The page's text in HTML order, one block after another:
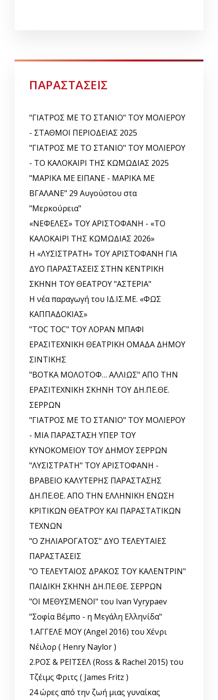
ΠΑΡΑΣΤΑΣΕΙΣ
"ΓΙΑΤΡΟΣ ΜΕ ΤΟ ΣΤΑΝΙΟ" ΤΟΥ ΜΟΛΙΕΡΟΥ
- ΣΤΑΘΜΟΙ ΠΕΡΙΟΔΕΙΑΣ 2025
"ΓΙΑΤΡΟΣ ΜΕ ΤΟ ΣΤΑΝΙΟ" ΤΟΥ ΜΟΛΙΕΡΟΥ
- ΤΟ ΚΑΛΟΚΑΙΡΙ ΤΗΣ ΚΩΜΩΔΙΑΣ 2025
"ΜΑΡΙΚΑ ΜΕ ΕΙΠΑΝΕ - ΜΑΡΙΚΑ ΜΕ
ΒΓΑΛΑΝΕ" 29 Αυγούστου στα
"Μερκούρεια"
«ΝΕΦΕΛΕΣ» ΤΟΥ ΑΡΙΣΤΟΦΑΝΗ - «ΤΟ
ΚΑΛΟΚΑΙΡΙ ΤΗΣ ΚΩΜΩΔΙΑΣ 2026»
Η «ΛΥΣΙΣΤΡΑΤΗ» ΤΟΥ ΑΡΙΣΤΟΦΑΝΗ ΓΙΑ
ΔΥΟ ΠΑΡΑΣΤΑΣΕΙΣ ΣΤΗΝ ΚΕΝΤΡΙΚΗ
ΣΚΗΝΗ ΤΟΥ ΘΕΑΤΡΟΥ "ΑΣΤΕΡΙΑ"
Η νέα παραγωγή του ΙΔ.ΙΣ.ΜΕ. «ΦΩΣ
ΚΑΠΠΑΔΟΚΙΑΣ»
"TOC TOC" ΤΟΥ ΛΟΡΑΝ ΜΠΑΦΙ
ΕΡΑΣΙΤΕΧΝΙΚΗ ΘΕΑΤΡΙΚΗ ΟΜΑΔΑ ΔΗΜΟΥ
ΣΙΝΤΙΚΗΣ
"ΒΟΤΚΑ ΜΟΛΟΤΟΦ… ΑΛΛΙΩΣ" ΑΠΟ ΤΗΝ
ΕΡΑΣΙΤΕΧΝΙΚΗ ΣΚΗΝΗ ΤΟΥ ΔΗ.ΠΕ.ΘΕ.
ΣΕΡΡΩΝ
"ΓΙΑΤΡΟΣ ΜΕ ΤΟ ΣΤΑΝΙΟ" ΤΟΥ ΜΟΛΙΕΡΟΥ
- ΜΙΑ ΠΑΡΑΣΤΑΣΗ ΥΠΕΡ ΤΟΥ
ΚΥΝΟΚΟΜΕΙΟΥ ΤΟΥ ΔΗΜΟΥ ΣΕΡΡΩΝ
"ΛΥΣΙΣΤΡΑΤΗ" ΤΟΥ ΑΡΙΣΤΟΦΑΝΗ -
ΒΡΑΒΕΙΟ ΚΑΛΥΤΕΡΗΣ ΠΑΡΑΣΤΑΣΗΣ
ΔΗ.ΠΕ.ΘΕ. ΑΠΟ ΤΗΝ ΕΛΛΗΝΙΚΗ EΝΩΣΗ
ΚΡΙΤΙΚΩΝ ΘΕΑΤΡΟΥ ΚΑΙ ΠΑΡΑΣΤΑΤΙΚΩΝ
ΤΕΧΝΩΝ
"Ο ΖΗΛΙΑΡΟΓΑΤΟΣ" ΔΥΟ ΤΕΛΕΥΤΑΙΕΣ
ΠΑΡΑΣΤΑΣΕΙΣ
"Ο ΤΕΛΕΥΤΑΙΟΣ ΔΡΑΚΟΣ ΤΟΥ ΚΑΛΕΝΤΡΙΝ"
ΠΑΙΔΙΚΗ ΣΚΗΝΗ ΔΗ.ΠΕ.ΘΕ. ΣΕΡΡΩΝ
"ΟΙ ΜΕΘΥΣΜΕΝΟΙ" του Ivan Vyrypaev
"Σοφία Βέμπο - η Μεγάλη Ελληνίδα"
1.ΑΓΓΕΛΕ ΜΟΥ (Angel 2016) του Χένρι
Νέιλορ ( Henry Naylor )
2.ΡΟΣ & ΡΕΪΤΣΕΛ (Ross & Rachel 2015) του
Τζέιμς Φριτς ( James Fritz )
24 ώρες από την ζωή μιας γυναίκας